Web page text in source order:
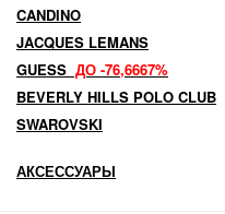
CANDINO
JACQUES LEMANS
GUESS ДО -76,6667%
BEVERLY HILLS POLO CLUB
SWAROVSKI
АКСЕССУАРЫ